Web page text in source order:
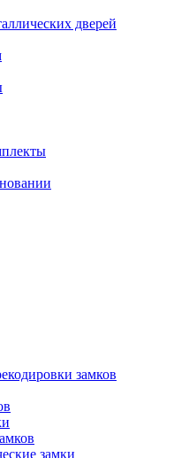
дверей
замков
замки